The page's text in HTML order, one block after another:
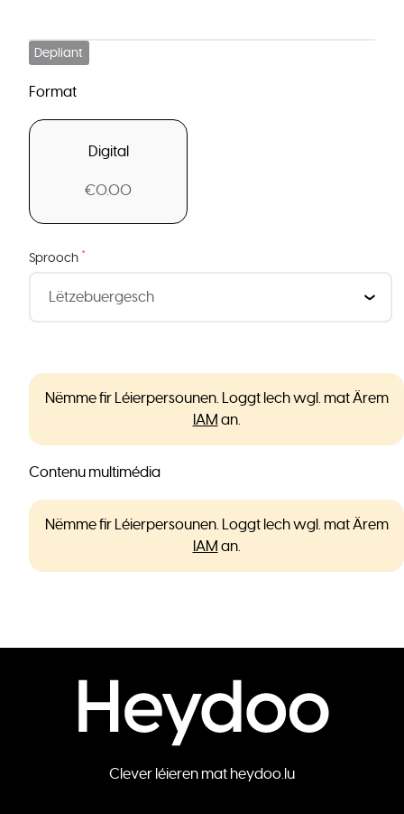
Depliant
Format
Digital
€0.00
Sprooch *
Nëmme fir Léierpersounen. Loggt Iech wgl. mat Ärem
IAM an.
Contenu multimédia
Nëmme fir Léierpersounen. Loggt Iech wgl. mat Ärem
IAM an.
Clever léieren mat heydoo.lu